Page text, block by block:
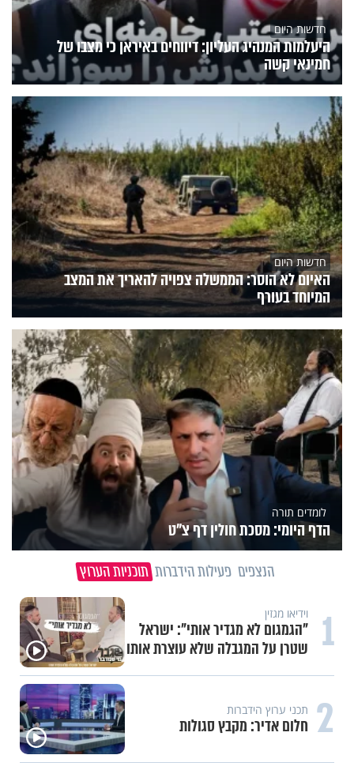
חדשות היום
היעלמות המנהיג העליון: דיווחים באיראן כי מצבו של
חמינאי קשה
חדשות היום
האיום לא הוסר: הממשלה צפויה להאריך את המצב
המיוחד בעורף
לומדים תורה
הדף היומי: מסכת חולין דף צ"ט
הנצפים פעילות הידברות תוכניות הערוץ
1 וידיאו מגזין
"הגמגום לא מגדיר אותי": ישראל
שטרן על המגבלה שלא עוצרת אותו
2 תכני ערוץ הידברות
חלום אדיר: מקבץ סגולות